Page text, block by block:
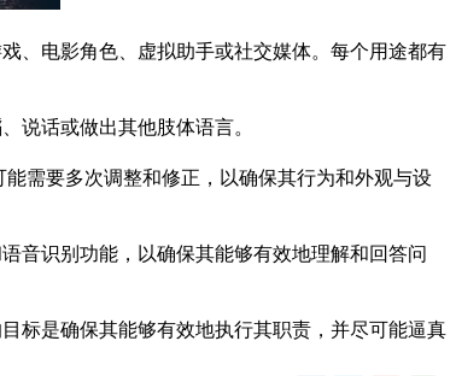
、电影角色、虚拟助手或社交媒体。每个用途都有
说话或做出其他肢体语言。
需要多次调整和修正，以确保其行为和外观与设
音识别功能，以确保其能够有效地理解和回答问
标是确保其能够有效地执行其职责，并尽可能逼真